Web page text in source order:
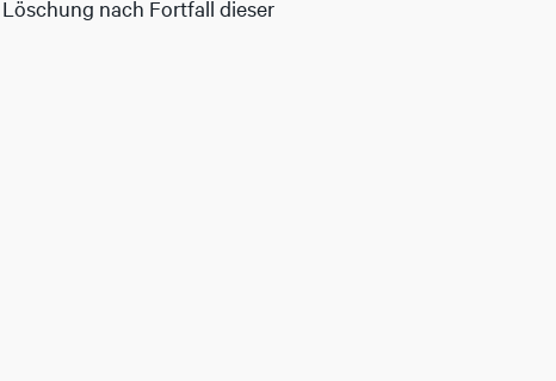
nach Fortfall dieser